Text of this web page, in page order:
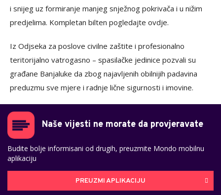
i snijeg uz formiranje manjeg snježnog pokrivača i u nižim
predjelima. Kompletan bilten pogledajte ovdje.
Iz Odjseka za poslove civilne zaštite i profesionalno
teritorijalno vatrogasno – spasilačke jedinice pozvali su
građane Banjaluke da zbog najavljenih obilnijih padavina
preduzmu sve mjere i radnje lične sigurnosti i imovine.
Naše vijesti ne morate da provjeravate
Budite bolje informisani od drugih, preuzmite Mondo mobilnu
aplikaciju
PREUZMI APLIKACIJU